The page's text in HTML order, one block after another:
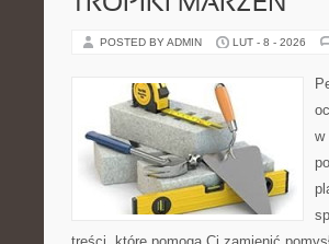
POSTED BY ADMIN LUT - 8 - 2026
w